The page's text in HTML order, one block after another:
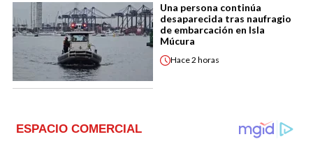
Una persona continúa
desaparecida tras naufragio
de embarcación en Isla
Múcura
Hace2 horas